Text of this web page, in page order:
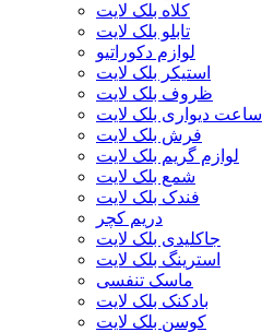
کلاه بلک لایت
تابلو بلک لایت
لوازم دکوراتیو
استیکر بلک لایت
ظروف بلک لایت
ساعت دیواری بلک لایت
فرش بلک لایت
لوازم گریم بلک لایت
شمع بلک لایت
فندک بلک لایت
دریم کچر
جاکلیدی بلک لایت
استرینگ بلک لایت
ماسک تنفسی
بادکنک بلک لایت
کوسن بلک لایت